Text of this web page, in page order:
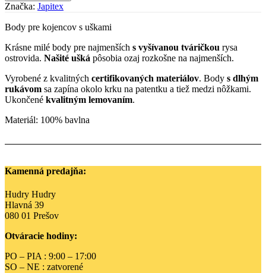
DR
-
hnedé
Značka: Japitex
Body pre kojencov s uškami
Krásne milé body pre najmenších s vyšívanou tváričkou rysa
ostrovida. Našité ušká pôsobia ozaj rozkošne na najmenších.
Vyrobené z kvalitných certifikovaných materiálov. Body s dlhým
rukávom sa zapína okolo krku na patentku a tiež medzi nôžkami.
Ukončené kvalitným lemovaním.
Materiál: 100% bavlna
Kamenná predajňa:
Hudry Hudry
Hlavná 39
080 01 Prešov
Otváracie hodiny:
PO – PIA : 9:00 – 17:00
SO – NE : zatvorené